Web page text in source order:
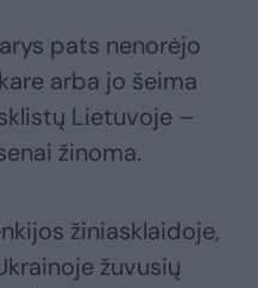
pats nenorėjo
arba jo šeima
Lietuvoje –
žinoma.
žiniasklaidoje,
žuvusių